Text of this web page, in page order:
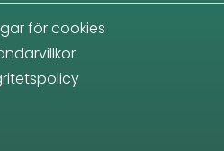
för cookies